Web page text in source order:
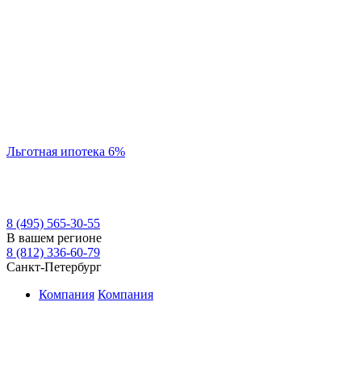
Льготная ипотека 6%
8 (495) 565-30-55
В вашем регионе
8 (812) 336-60-79
Санкт-Петербург
Компания Компания